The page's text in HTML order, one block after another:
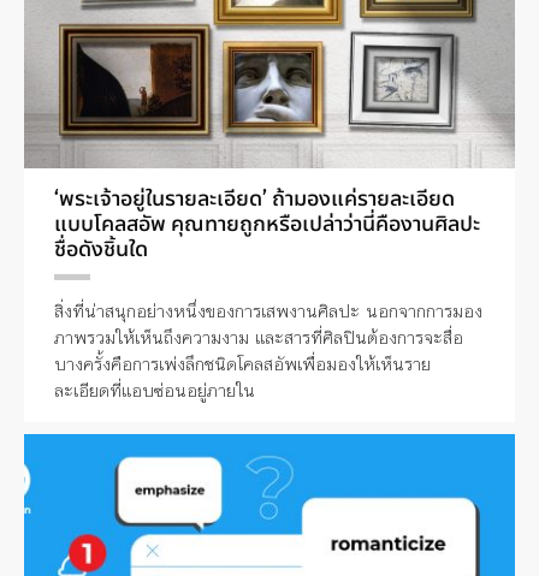
‘พระเจ้าอยู่ในรายละเอียด’ ถ้ามองแค่รายละเอียด
แบบโคลสอัพ คุณทายถูกหรือเปล่าว่านี่คืองานศิลปะ
ชื่อดังชิ้นใด
สิ่งที่น่าสนุกอย่างหนึ่งของการเสพงานศิลปะ นอกจากการมอง
ภาพรวมให้เห็นถึงความงาม และสารที่ศิลปินต้องการจะสื่อ
บางครั้งคือการเพ่งลึกชนิดโคลสอัพเพื่อมองให้เห็นราย
ละเอียดที่แอบซ่อนอยู่ภายใน